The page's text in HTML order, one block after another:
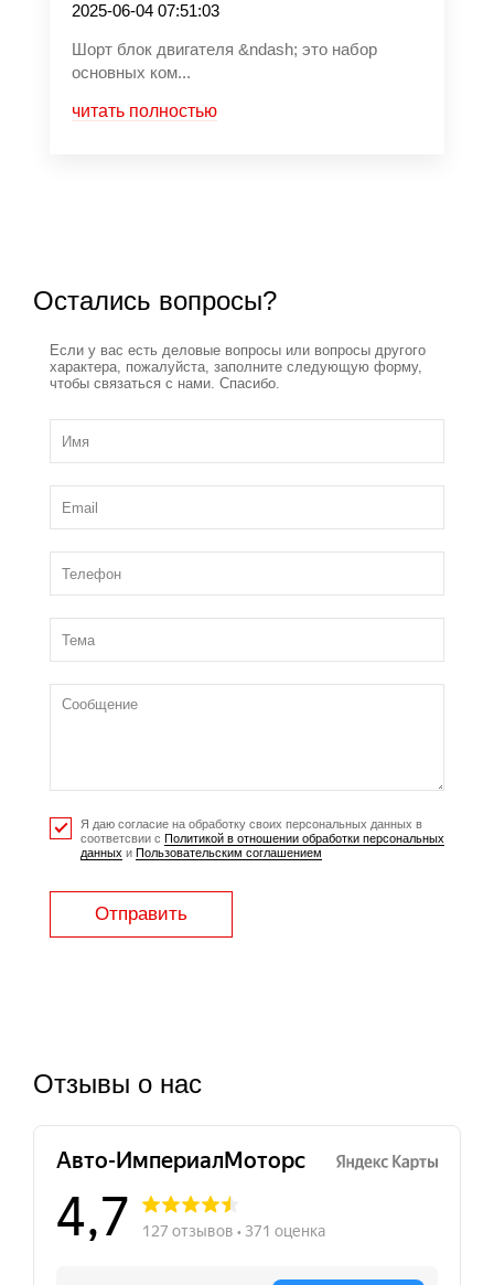
2025-06-04 07:51:03
Шорт блок двигателя &ndash; это набор
основных ком...
читать полностью
Остались вопросы?
Если у вас есть деловые вопросы или вопросы другого
характера, пожалуйста, заполните следующую форму,
чтобы связаться с нами. Спасибо.
Я даю согласие на обработку своих персональных данных в
соответсвии с Политикой в отношении обработки персональных
данных и Пользовательским соглашением
Отправить
Отзывы о нас